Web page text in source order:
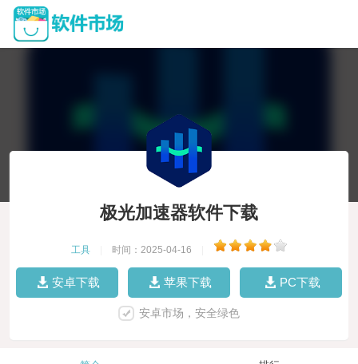
极光加速器软件下载
工具 时间：2025-04-16
安卓下载 苹果下载 PC下载
安卓市场，安全绿色